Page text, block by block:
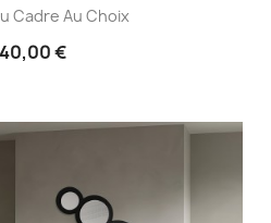
Cadre Au Choix
€